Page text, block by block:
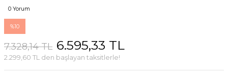
0 Yorum
%10
7.328,14 TL 6.595,33 TL
2.299,60 TL den başlayan taksitlerle!